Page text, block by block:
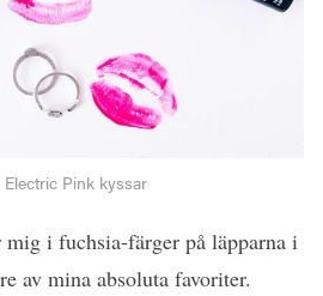
Pink kyssar
mig i fuchsia-färger på läpparna i
av mina absoluta favoriter.